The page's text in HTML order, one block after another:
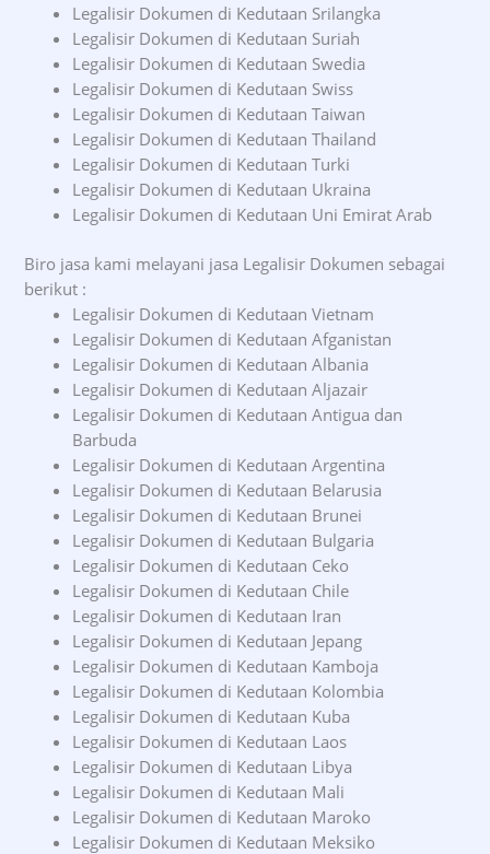
Legalisir Dokumen di Kedutaan Srilangka
Legalisir Dokumen di Kedutaan Suriah
Legalisir Dokumen di Kedutaan Swedia
Legalisir Dokumen di Kedutaan Swiss
Legalisir Dokumen di Kedutaan Taiwan
Legalisir Dokumen di Kedutaan Thailand
Legalisir Dokumen di Kedutaan Turki
Legalisir Dokumen di Kedutaan Ukraina
Legalisir Dokumen di Kedutaan Uni Emirat Arab
Biro jasa kami melayani jasa Legalisir Dokumen sebagai
berikut :
Legalisir Dokumen di Kedutaan Vietnam
Legalisir Dokumen di Kedutaan Afganistan
Legalisir Dokumen di Kedutaan Albania
Legalisir Dokumen di Kedutaan Aljazair
Legalisir Dokumen di Kedutaan Antigua dan
Barbuda
Legalisir Dokumen di Kedutaan Argentina
Legalisir Dokumen di Kedutaan Belarusia
Legalisir Dokumen di Kedutaan Brunei
Legalisir Dokumen di Kedutaan Bulgaria
Legalisir Dokumen di Kedutaan Ceko
Legalisir Dokumen di Kedutaan Chile
Legalisir Dokumen di Kedutaan Iran
Legalisir Dokumen di Kedutaan Jepang
Legalisir Dokumen di Kedutaan Kamboja
Legalisir Dokumen di Kedutaan Kolombia
Legalisir Dokumen di Kedutaan Kuba
Legalisir Dokumen di Kedutaan Laos
Legalisir Dokumen di Kedutaan Libya
Legalisir Dokumen di Kedutaan Mali
Legalisir Dokumen di Kedutaan Maroko
Legalisir Dokumen di Kedutaan Meksiko